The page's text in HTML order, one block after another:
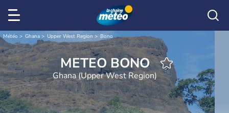
Météo Ghana Upper West Region Bono
METEO BONO
Ghana (Upper West Region)